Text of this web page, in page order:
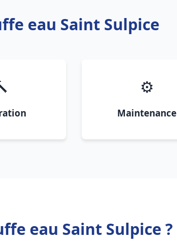
eau Saint Sulpice
⚙️
Maintenance
eau Saint Sulpice ?